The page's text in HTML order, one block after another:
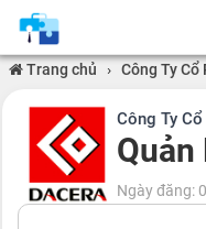
Trang chủ › Công Ty Cổ
Công Ty Cổ
Quản
Ngày đăng: